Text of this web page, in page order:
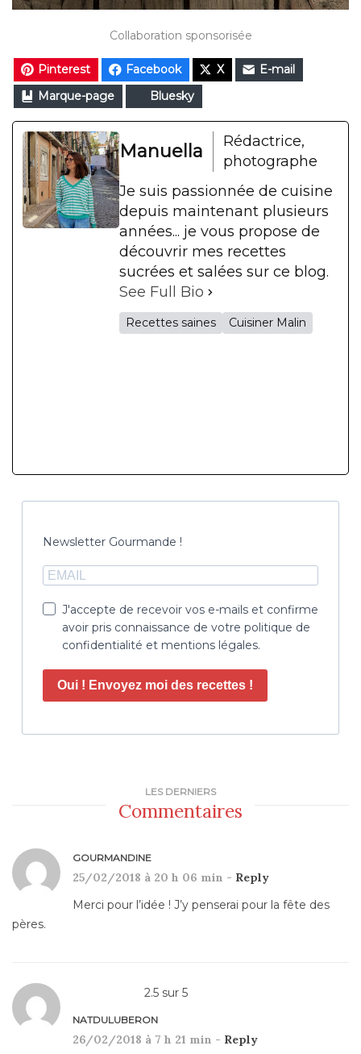
Collaboration sponsorisée
Pinterest Facebook X
E-mail
Marque-page
Bluesky
Manuella
Rédactrice,
photographe
Je suis passionnée de cuisine
depuis maintenant plusieurs
années... je vous propose de
découvrir mes recettes
sucrées et salées sur ce blog.
See Full Bio
Recettes saines Cuisiner Malin
Newsletter Gourmande !
J'accepte de recevoir vos e-mails et confirme
avoir pris connaissance de votre politique de
confidentialité et mentions légales.
Oui ! Envoyez moi des recettes !
LES DERNIERS
Commentaires
GOURMANDINE
25/02/2018 à 20 h 06 min - Reply
Merci pour l’idée ! J’y penserai pour la fête des
pères.
2.5 sur 5
NATDULUBERON
26/02/2018 à 7 h 21 min - Reply